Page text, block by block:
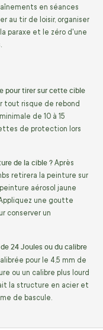
en séances
au tir de loisir, organiser
paraxe et le zéro d'une
pour tirer sur cette cible
tout risque de rebond
de 10 à 15
de protection lors
de la cible ? Après
retirera la peinture sur
aérosol jaune
une goutte
conserver un
24 Joules ou du calibre
pour le 4,5 mm de
ou un calibre plus lourd
la structure en acier et
de bascule.